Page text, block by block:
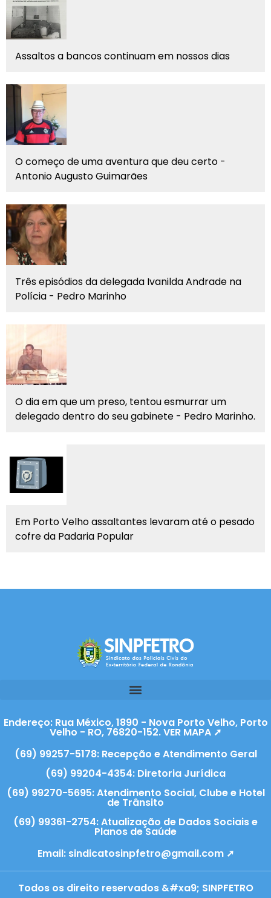
Assaltos a bancos continuam em nossos dias
O começo de uma aventura que deu certo -
Antonio Augusto Guimarães
Três episódios da delegada Ivanilda Andrade na
Polícia - Pedro Marinho
O dia em que um preso, tentou esmurrar um
delegado dentro do seu gabinete - Pedro Marinho.
Em Porto Velho assaltantes levaram até o pesado
cofre da Padaria Popular
Endereço: Rua México, 1890 - Nova Porto Velho, Porto
Velho - RO, 76820-152. VER MAPA ➚
(69) 99257-5178: Recepção e Atendimento Geral
(69) 99204-4354: Diretoria Jurídica
(69) 99270-5695: Atendimento Social, Clube e Hotel
de Trânsito
(69) 99361-2754: Atualização de Dados Sociais e
Planos de Saúde
Email: sindicatosinpfetro@gmail.com ➚
Todos os direito reservados &#xa9; SINPFETRO